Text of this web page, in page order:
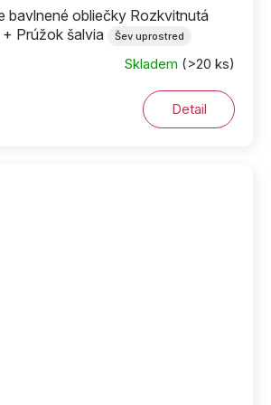
bavlnené obliečky Rozkvitnutá
Prúžok šalvia
Šev uprostred
Skladem (>20 ks)
Detail